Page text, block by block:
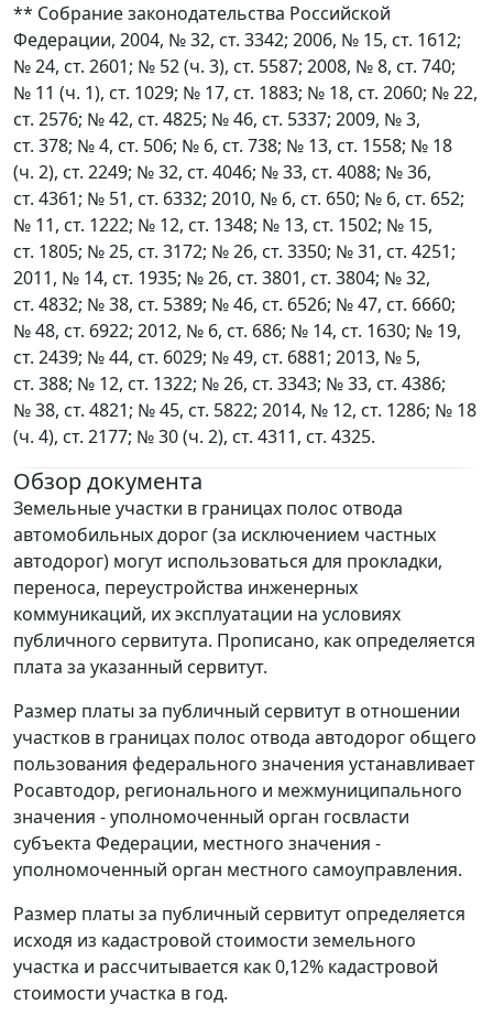
** Собрание законодательства Российской
Федерации, 2004, № 32, ст. 3342; 2006, № 15, ст. 1612;
№ 24, ст. 2601; № 52 (ч. 3), ст. 5587; 2008, № 8, ст. 740;
№ 11 (ч. 1), ст. 1029; № 17, ст. 1883; № 18, ст. 2060; № 22,
ст. 2576; № 42, ст. 4825; № 46, ст. 5337; 2009, № 3,
ст. 378; № 4, ст. 506; № 6, ст. 738; № 13, ст. 1558; № 18
(ч. 2), ст. 2249; № 32, ст. 4046; № 33, ст. 4088; № 36,
ст. 4361; № 51, ст. 6332; 2010, № 6, ст. 650; № 6, ст. 652;
№ 11, ст. 1222; № 12, ст. 1348; № 13, ст. 1502; № 15,
ст. 1805; № 25, ст. 3172; № 26, ст. 3350; № 31, ст. 4251;
2011, № 14, ст. 1935; № 26, ст. 3801, ст. 3804; № 32,
ст. 4832; № 38, ст. 5389; № 46, ст. 6526; № 47, ст. 6660;
№ 48, ст. 6922; 2012, № 6, ст. 686; № 14, ст. 1630; № 19,
ст. 2439; № 44, ст. 6029; № 49, ст. 6881; 2013, № 5,
ст. 388; № 12, ст. 1322; № 26, ст. 3343; № 33, ст. 4386;
№ 38, ст. 4821; № 45, ст. 5822; 2014, № 12, ст. 1286; № 18
(ч. 4), ст. 2177; № 30 (ч. 2), ст. 4311, ст. 4325.
Обзор документа
Земельные участки в границах полос отвода
автомобильных дорог (за исключением частных
автодорог) могут использоваться для прокладки,
переноса, переустройства инженерных
коммуникаций, их эксплуатации на условиях
публичного сервитута. Прописано, как определяется
плата за указанный сервитут.
Размер платы за публичный сервитут в отношении
участков в границах полос отвода автодорог общего
пользования федерального значения устанавливает
Росавтодор, регионального и межмуниципального
значения - уполномоченный орган госвласти
субъекта Федерации, местного значения -
уполномоченный орган местного самоуправления.
Размер платы за публичный сервитут определяется
исходя из кадастровой стоимости земельного
участка и рассчитывается как 0,12% кадастровой
стоимости участка в год.